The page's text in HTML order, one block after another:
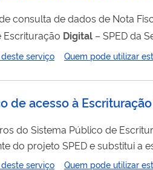
consulta de dados de Nota Fiscal Eletrônica (NFe) é um serviço
Escrituração Digital – SPED da
a consulta, é necessário
o envio do n úmero
serviço Quem pode utilizar
de acesso à
do Sistema Público de
do projeto SPED e substitui
de transmitir, em versão
serviço Quem pode utilizar